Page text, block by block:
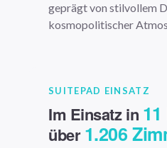
geprägt von stilvollem
kosmopolitischer
SUITEPAD EINSATZ
Im Einsatz in
über1.206